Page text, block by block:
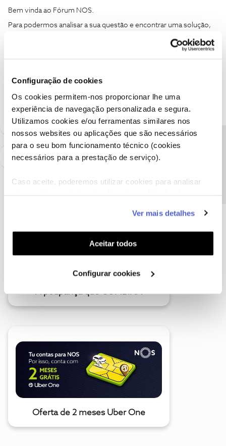
Configuração de cookies
Os cookies permitem-nos proporcionar lhe uma
experiência de navegação personalizada e segura.
Utilizamos cookies e/ou ferramentas similares nos
nossos websites ou aplicações que são necessários
para o seu bom funcionamento técnico (cookies
necessários para a prestação de serviço).
Caso aceite, poderemos utilizar cookies para analisar
funcionalidades (cookies de personalização e
funcionalidade) e adaptar anúncios aos seus interesses
(cookies de publicidade personalizada). Pode gerir a
utilização dos cookies clicando em "Configurar
Ver mais detalhes
Aceitar todos
Configurar cookies
Bem vinda ao Fórum NOS.
Para podermos analisar a sua questão e encontrar uma solução,
como "Melhor Resposta" e faça "Like" nos melhores comentários.
A poupança que COMBINA
Oferta de 2 meses Uber One